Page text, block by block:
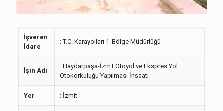
İşveren
İdare
: T.C. Karayolları 1. Bölge Müdürlüğü
İşin Adı
: Haydarpaşa-İzmit Otoyol ve Ekspres Yol
Otokorkuluğu Yapılması İnşaatı
Yer : İzmit